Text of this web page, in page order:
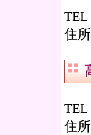
TEL
住
TEL
住